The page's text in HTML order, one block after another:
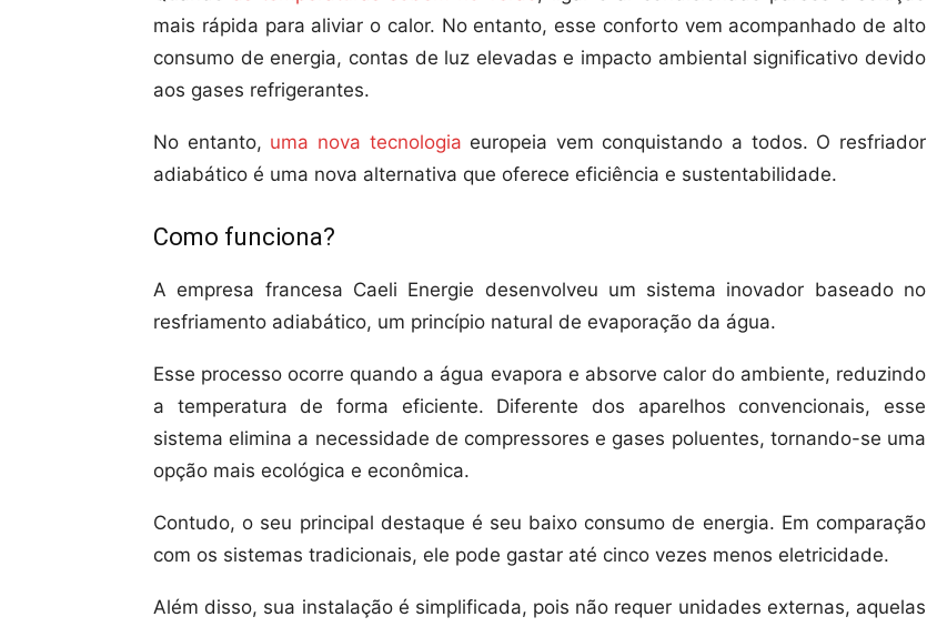
mais rápida para aliviar o calor. No entanto, esse conforto vem acompanhado de alto
consumo de energia, contas de luz elevadas e impacto ambiental significativo devido
aos gases refrigerantes.
No entanto, uma nova tecnologia europeia vem conquistando a todos. O resfriador
adiabático é uma nova alternativa que oferece eficiência e sustentabilidade.
Como funciona?
A empresa francesa Caeli Energie desenvolveu um sistema inovador baseado no
resfriamento adiabático, um princípio natural de evaporação da água.
Esse processo ocorre quando a água evapora e absorve calor do ambiente, reduzindo
a temperatura de forma eficiente. Diferente dos aparelhos convencionais, esse
sistema elimina a necessidade de compressores e gases poluentes, tornando-se uma
opção mais ecológica e econômica.
Contudo, o seu principal destaque é seu baixo consumo de energia. Em comparação
com os sistemas tradicionais, ele pode gastar até cinco vezes menos eletricidade.
Além disso, sua instalação é simplificada, pois não requer unidades externas, aquelas